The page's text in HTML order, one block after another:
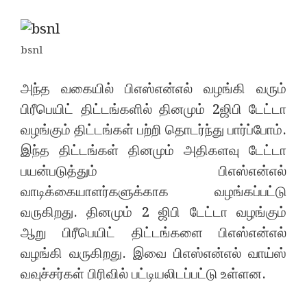
bsnl
அந்த வகையில் பிஎஸ்என்எல் வழங்கி வரும்
பிரீபெயிட் திட்டங்களில் தினமும் 2ஜிபி டேட்டா
வழங்கும் திட்டங்கள் பற்றி தொடர்ந்து பார்ப்போம்.
இந்த திட்டங்கள் தினமும் அதிகளவு டேட்டா
பயன்படுத்தும் பிஎஸ்என்எல்
வாடிக்கையாளர்களுக்காக வழங்கப்பட்டு
வருகிறது. தினமும் 2 ஜிபி டேட்டா வழங்கும்
ஆறு பிரீபெயிட் திட்டங்களை பிஎஸ்என்எல்
வழங்கி வருகிறது. இவை பிஎஸ்என்எல் வாய்ஸ்
வவுச்சர்கள் பிரிவில் பட்டியலிடப்பட்டு உள்ளன.